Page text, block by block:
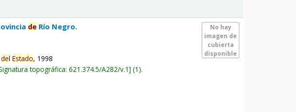
No hay
imagen de
cubierta
disponible
de Río Negro.
delEstado, 1998
topográfica:621.374.5/A282/v.1 (1).